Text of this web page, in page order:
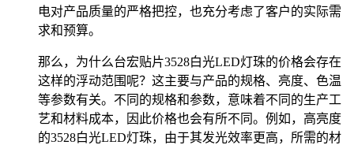
电对产品质量的严格把控，也充分考虑了客户的实际需
求和预算。
那么，为什么台宏贴片3528白光LED灯珠的价格会存在
这样的浮动范围呢？这主要与产品的规格、亮度、色温
等参数有关。不同的规格和参数，意味着不同的生产工
艺和材料成本，因此价格也会有所不同。例如，高亮度
的3528白光LED灯珠，由于其发光效率更高，所需的材